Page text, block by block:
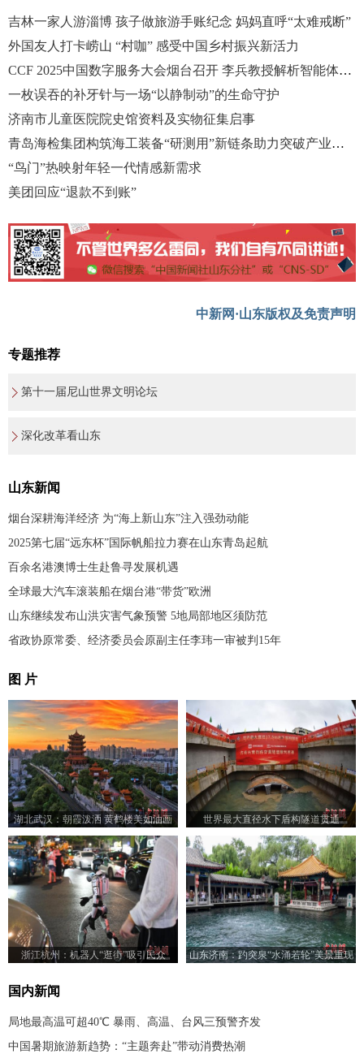
吉林一家人游淄博 孩子做旅游手账纪念 妈妈直呼“太难戒断”
外国友人打卡崂山 “村咖” 感受中国乡村振兴新活力
CCF 2025中国数字服务大会烟台召开 李兵教授解析智能体发展前景
一枚误吞的补牙针与一场“以静制动”的生命守护
济南市儿童医院院史馆资料及实物征集启事
青岛海检集团构筑海工装备“研测用”新链条助力突破产业瓶颈
“鸟门”热映射年轻一代情感新需求
美团回应“退款不到账”
中新网·山东版权及免责声明
专题推荐
第十一届尼山世界文明论坛
深化改革看山东
山东新闻
烟台深耕海洋经济 为“海上新山东”注入强劲动能
2025第七届“远东杯”国际帆船拉力赛在山东青岛起航
百余名港澳博士生赴鲁寻发展机遇
全球最大汽车滚装船在烟台港“带货”欧洲
山东继续发布山洪灾害气象预警 5地局部地区须防范
省政协原常委、经济委员会原副主任李玮一审被判15年
图 片
湖北武汉：朝霞泼洒 黄鹤楼美如油画 世界最大直径水下盾构隧道贯通
浙江杭州：机器人“逛街”吸引民众 山东济南：趵突泉“水涌若轮”美景重现
国内新闻
局地最高温可超40℃ 暴雨、高温、台风三预警齐发
中国暑期旅游新趋势：“主题奔赴”带动消费热潮